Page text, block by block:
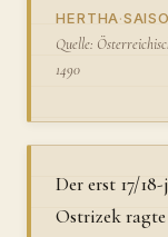
HERTHA·
Quelle:
1490
Der erst 17/
Ostrizek